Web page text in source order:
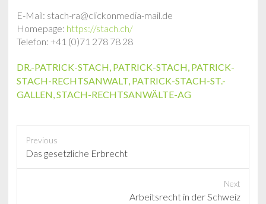
E-Mail: stach-ra@clickonmedia-mail.de
Homepage: https://stach.ch/
Telefon: +41 (0)71 278 78 28
DR.-PATRICK-STACH, PATRICK-STACH, PATRICK-
STACH-RECHTSANWALT, PATRICK-STACH-ST.-
GALLEN,STACH-RECHTSANWÄLTE-AG
Previous
P
r
Das gesetzliche Erbrecht
Next
Arbeitsrecht in der Schweiz